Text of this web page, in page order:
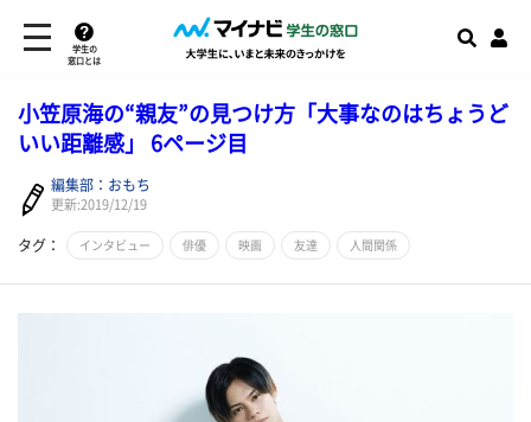
学生の
窓口とは
小笠原海の“親友”の見つけ方「大事なのはちょうど
いい距離感」 6ページ目
編集部：おもち
更新:2019/12/19
タグ： インタビュー 俳優 映画 友達 人間関係